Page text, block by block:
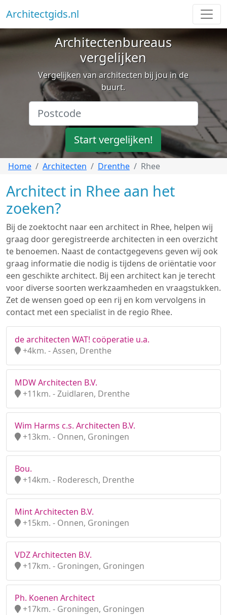
Architectgids.nl
Architectenbureaus
vergelijken
Vergelijken van architecten bij jou in de
buurt.
Start vergelijken!
Home Architecten Drenthe Rhee
Architect in Rhee aan het
zoeken?
Bij de zoektocht naar een architect in Rhee, helpen wij
graag door geregistreerde architecten in een overzicht
te benoemen. Naast de contactgegevens geven wij ook
graag informatie die nodig is tijdens de oriëntatie voor
een geschikte architect. Bij een architect kan je terecht
voor diverse soorten werkzaamheden en vraagstukken.
Zet de wensen goed op een rij en kom vervolgens in
contact met een specialist in de regio Rhee.
de architecten WAT! coöperatie u.a.
+4km. - Assen, Drenthe
MDW Architecten B.V.
+11km. - Zuidlaren, Drenthe
Wim Harms c.s. Architecten B.V.
+13km. - Onnen, Groningen
Bou.
+14km. - Roderesch, Drenthe
Mint Architecten B.V.
+15km. - Onnen, Groningen
VDZ Architecten B.V.
+17km. - Groningen, Groningen
Ph. Koenen Architect
+17km. - Groningen, Groningen